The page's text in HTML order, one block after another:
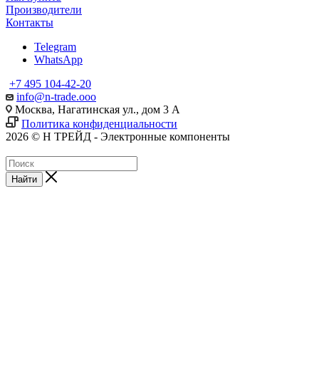
Производители
Контакты
Telegram
WhatsApp
+7 495 104-42-20
info@n-trade.ooo
Москва, Нагатинская ул., дом 3 А
Политика конфиденциальности
2026 © Н ТРЕЙД - Электронные компоненты
Найти